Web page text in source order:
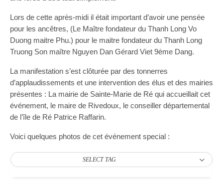
Lors de cette après-midi il était important d’avoir une pensée
pour les ancêtres, (Le Maître fondateur du Thanh Long Vo
Duong maitre Phu.) pour le maitre fondateur du Thanh Long
Truong Son maître Nguyen Dan Gérard Viet 9ème Dang.
La manifestation s’est clôturée par des tonnerres
d’applaudissements et une intervention des élus et des mairies
présentes : La mairie de Sainte-Marie de Ré qui accueillait cet
événement, le maire de Rivedoux, le conseiller départemental
de l’île de Ré Patrice Raffarin.
Voici quelques photos de cet événement special :
SELECT TAG